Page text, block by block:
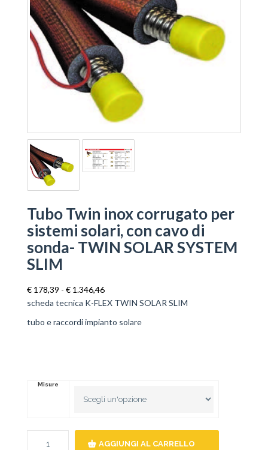
Tubo Twin inox corrugato per
sistemi solari, con cavo di
sonda- TWIN SOLAR SYSTEM
SLIM
€ 178,39 - € 1.346,46Fascia
di
prezzo:
da
scheda tecnica K-FLEX TWIN SOLAR SLIM
tubo e raccordi impianto solare
Misure
AGGIUNGI AL CARRELLO